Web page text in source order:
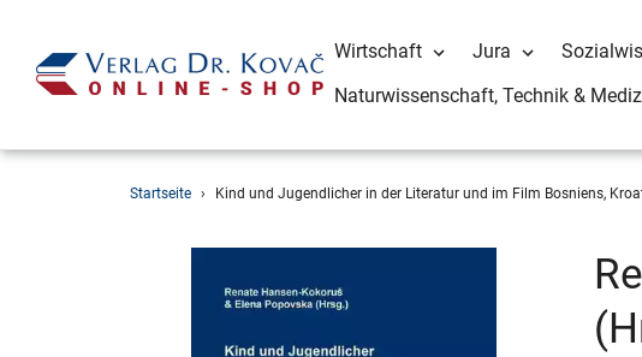
Wirtschaft Jura
Naturwissenschaft, Technik &
Startseite › Kind und Jugendlicher in der Literatur und im Film Bosniens,